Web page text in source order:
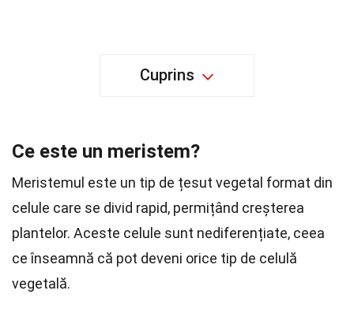
Cuprins
Ce este un meristem?
Meristemul este un tip de țesut vegetal format din
celule care se divid rapid, permițând creșterea
plantelor. Aceste celule sunt nediferențiate, ceea
ce înseamnă că pot deveni orice tip de celulă
vegetală.